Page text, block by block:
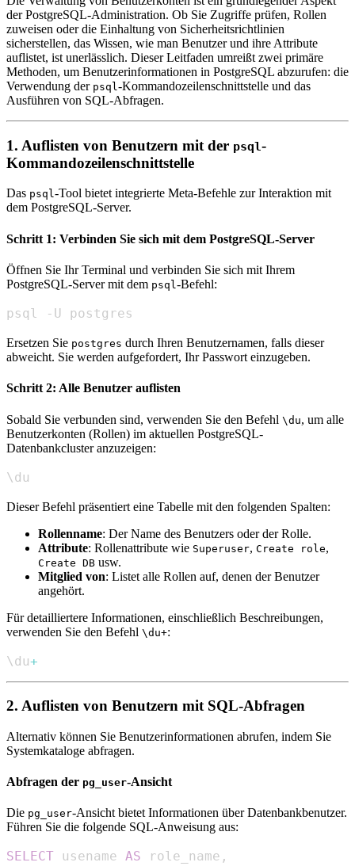
der PostgreSQL-Administration. Ob Sie Zugriffe prüfen, Rollen
zuweisen oder die Einhaltung von Sicherheitsrichtlinien
sicherstellen, das Wissen, wie man Benutzer und ihre Attribute
auflistet, ist unerlässlich. Dieser Leitfaden umreißt zwei primäre
Methoden, um Benutzerinformationen in PostgreSQL abzurufen: die
Verwendung der psql-Kommandozeilenschnittstelle und das
Ausführen von SQL-Abfragen.
1. Auflisten von Benutzern mit der psql-
Kommandozeilenschnittstelle
Das psql-Tool bietet integrierte Meta-Befehle zur Interaktion mit
dem PostgreSQL-Server.
Schritt 1: Verbinden Sie sich mit dem PostgreSQL-Server
Öffnen Sie Ihr Terminal und verbinden Sie sich mit Ihrem
PostgreSQL-Server mit dem psql -Befehl:
psql -U postgres
Ersetzen Sie postgres durch Ihren Benutzernamen, falls dieser
abweicht. Sie werden aufgefordert, Ihr Passwort einzugeben.
Schritt 2: Alle Benutzer auflisten
Sobald Sie verbunden sind, verwenden Sie den Befehl \du, um alle
Benutzerkonten (Rollen) im aktuellen PostgreSQL-
Datenbankcluster anzuzeigen:
\du
Dieser Befehl präsentiert eine Tabelle mit den folgenden Spalten:
Rollenname: Der Name des Benutzers oder der Rolle.
Attribute: Rollenattribute wie Superuser, Create role,
Create DB usw.
Mitglied von: Listet alle Rollen auf, denen der Benutzer
angehört.
Für detailliertere Informationen, einschließlich Beschreibungen,
verwenden Sie den Befehl \du+:
\du+
2. Auflisten von Benutzern mit SQL-Abfragen
Alternativ können Sie Benutzerinformationen abrufen, indem Sie
Systemkataloge abfragen.
Abfragen der pg_user-Ansicht
Die pg_user-Ansicht bietet Informationen über Datenbankbenutzer.
Führen Sie die folgende SQL-Anweisung aus:
SELECT usename AS role_name ,